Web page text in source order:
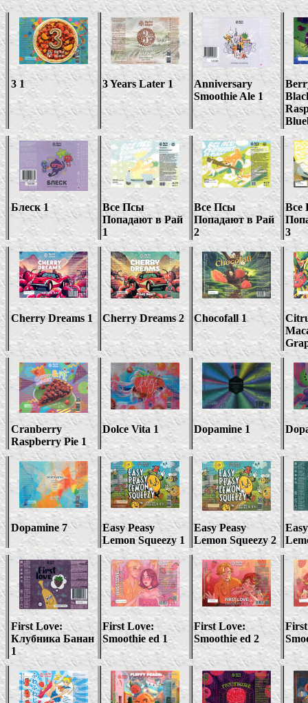
3 1 3 Years Later 1
Anniversary
Smoothie Ale 1
Блеск 1
Все Псы
Попадают в Рай
1
Все Псы
Попадают в Рай
2
Все
3
Cherry Dreams 1 Cherry Dreams 2 Chocofall 1
Cranberry
Raspberry Pie 1
Dolce Vita 1 Dopamine1
Dopamine7
Easy Peasy
Lemon Squeezy 1
Easy Peasy
Lemon Squeezy2
First Love:
Клубника Банан
1
First Love:
Smoothie ed 1
First Love:
Smoothie ed 2